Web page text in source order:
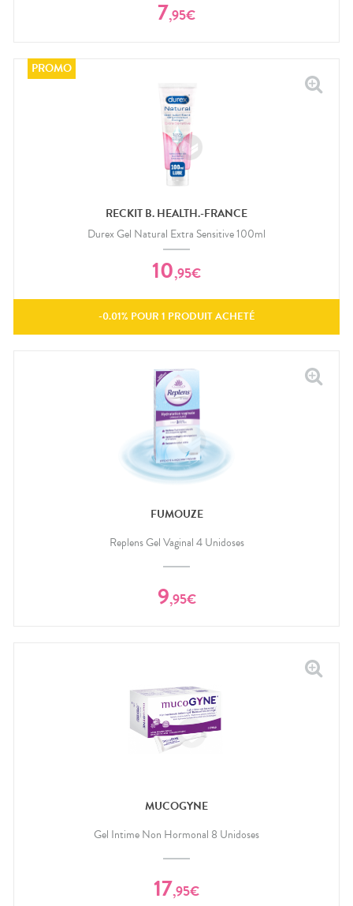
7,95€
RECKIT B. HEALTH.-FRANCE
Durex Gel Natural Extra Sensitive 100ml
10,95€
-0.01% POUR 1 PRODUIT ACHETÉ
FUMOUZE
Replens Gel Vaginal 4 Unidoses
9,95€
MUCOGYNE
Gel Intime Non Hormonal 8 Unidoses
17,95€